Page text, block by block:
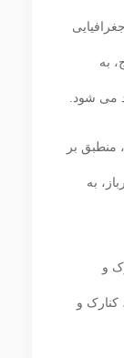
به
می‏ شود.
منطبق بر
به
و
کنارک و